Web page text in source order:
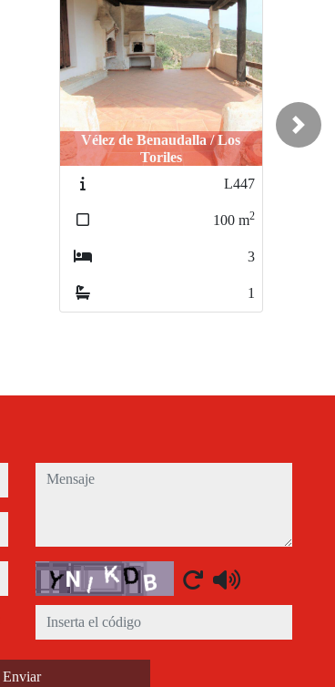
Vélez de Benaudalla / Llano del
Caldero
L464
2192m
0
Next
mensaje
Captcha
Enviar